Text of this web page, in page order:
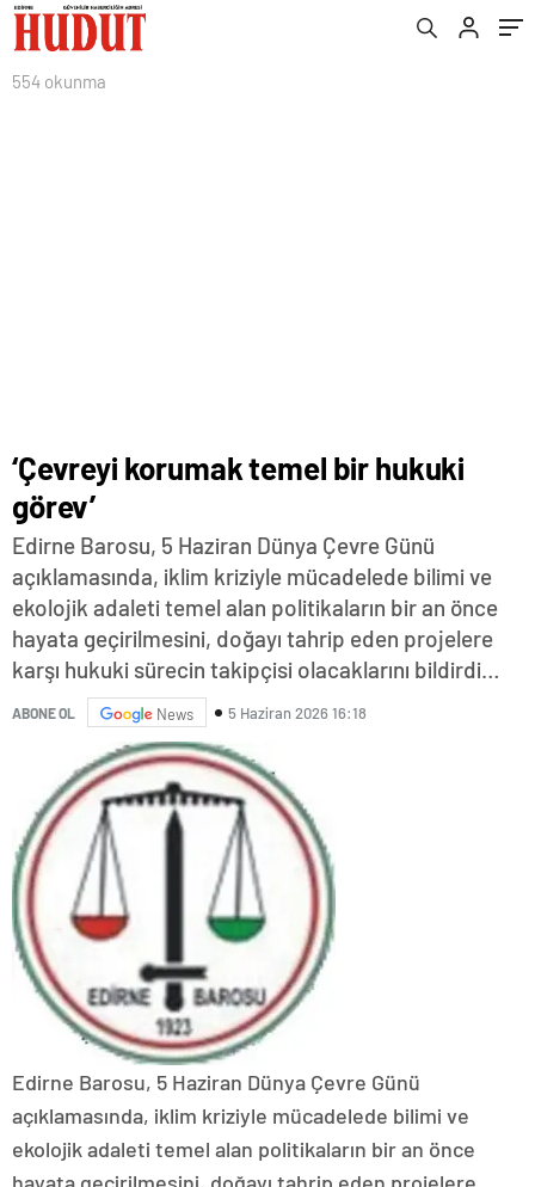
554 okunma
‘Çevreyi korumak temel bir hukuki
görev’
Edirne Barosu, 5 Haziran Dünya Çevre Günü
açıklamasında, iklim kriziyle mücadelede bilimi ve
ekolojik adaleti temel alan politikaların bir an önce
hayata geçirilmesini, doğayı tahrip eden projelere
karşı hukuki sürecin takipçisi olacaklarını bildirdi…
ABONE OL News 5 Haziran 2026 16:18
Edirne Barosu, 5 Haziran Dünya Çevre Günü
açıklamasında, iklim kriziyle mücadelede bilimi ve
ekolojik adaleti temel alan politikaların bir an önce